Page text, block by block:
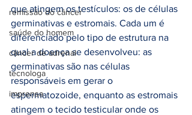
remissão do câncer
saúde do homem
câncer de adrenal
tecnologa
imprensa
que atingem os testículos: os de células
germinativas e estromais. Cada um é
diferenciado pelo tipo de estrutura na
qual a doença se desenvolveu: as
germinativas são nas células
responsáveis em gerar o
espermatozoide, enquanto as estromais
atingem o tecido testicular onde os